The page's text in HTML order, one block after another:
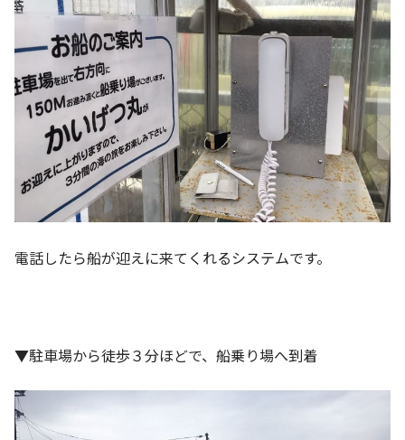
電話したら船が迎えに来てくれるシステムです。
▼駐車場から徒歩３分ほどで、船乗り場へ到着